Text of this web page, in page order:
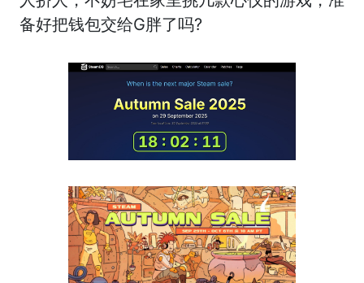
备好把钱包交给G胖了吗?